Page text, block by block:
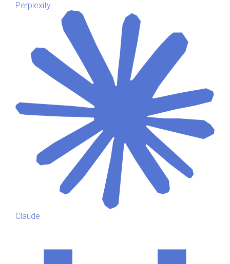
Perplexity
Claude